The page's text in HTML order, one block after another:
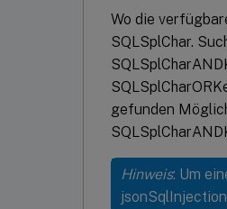
Wo die
SQLSplChar.
gefunden
Hinweis: Um